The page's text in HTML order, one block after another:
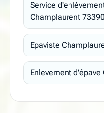
Service
Champlaurent 73390
Epaviste
Enlevement